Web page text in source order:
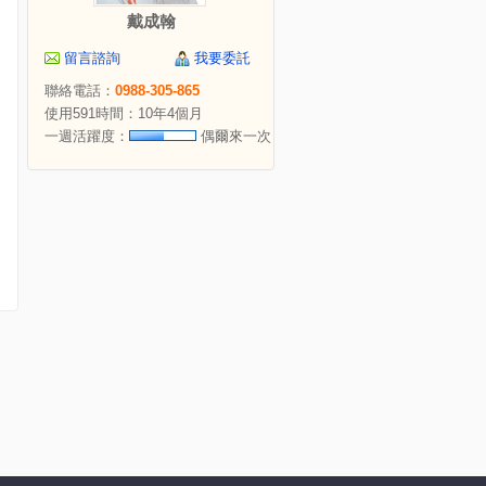
戴成翰
留言諮詢
我要委託
聯絡電話： 0988-305-865
使用591時間：10年4個月
一週活躍度：
偶爾來一次